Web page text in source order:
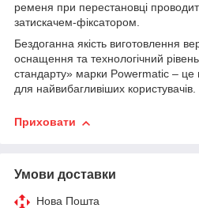
ременя при перестановці
затискачем-фіксатором.
Бездоганна якість виготовлення
оснащення та технологічний
стандарту» марки Powermatic – це
для найвибагливіших користувачів.
Приховати
Умови доставки
Нова Пошта